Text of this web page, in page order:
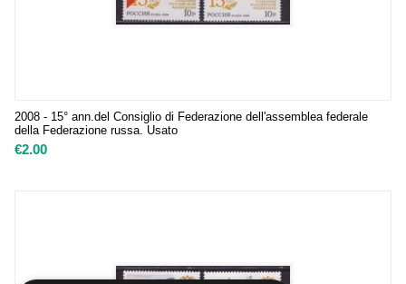
2008 - 15° ann.del Consiglio di Federazione dell'assemblea federale
della Federazione russa. Usato
€2.00